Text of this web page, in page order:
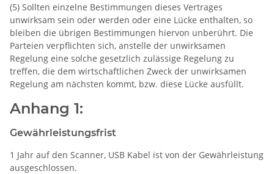
(5) Sollten einzelne Bestimmungen dieses Vertrages
unwirksam sein oder werden oder eine Lücke enthalten, so
bleiben die übrigen Bestimmungen hiervon unberührt. Die
Parteien verpflichten sich, anstelle der unwirksamen
Regelung eine solche gesetzlich zulässige Regelung zu
treffen, die dem wirtschaftlichen Zweck der unwirksamen
Regelung am nächsten kommt, bzw. diese Lücke ausfüllt.
Anhang 1:
Gewährleistungsfrist
1 Jahr auf den Scanner, USB Kabel ist von der Gewährleistung
ausgeschlossen.